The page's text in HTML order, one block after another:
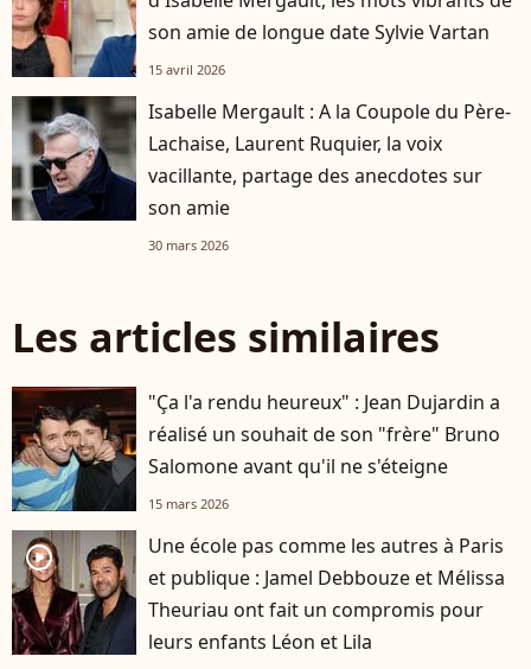
son amie de longue date Sylvie Vartan
15 avril 2026
Isabelle Mergault : A la Coupole du Père-
Lachaise, Laurent Ruquier, la voix
vacillante, partage des anecdotes sur
son amie
30 mars 2026
Les articles similaires
"Ça l'a rendu heureux" : Jean Dujardin a
réalisé un souhait de son "frère" Bruno
Salomone avant qu'il ne s'éteigne
15 mars 2026
player2
Une école pas comme les autres à Paris
et publique : Jamel Debbouze et Mélissa
Theuriau ont fait un compromis pour
leurs enfants Léon et Lila